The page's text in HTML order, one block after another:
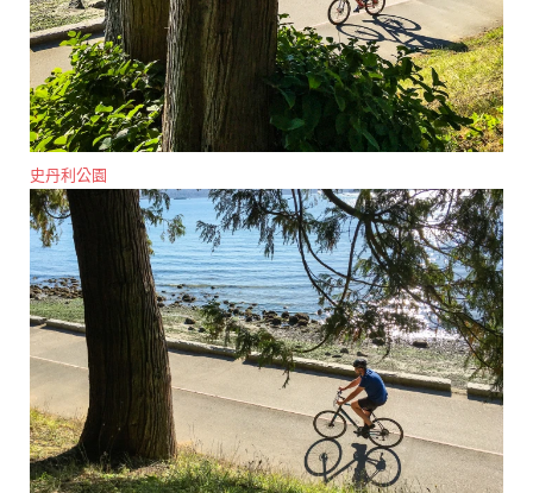
史丹利公園